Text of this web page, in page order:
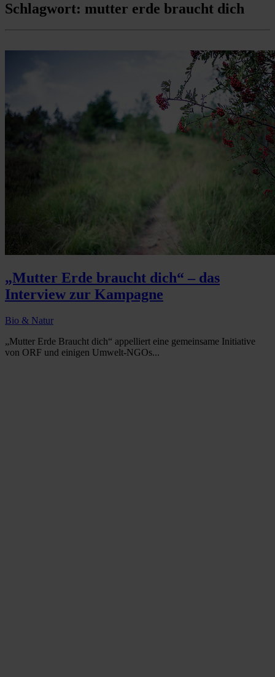
Schlagwort: mutter erde braucht dich
„Mutter Erde braucht dich“ – das
Interview zur Kampagne
Bio & Natur
„Mutter Erde Braucht dich“ appelliert eine gemeinsame Initiative
von ORF und einigen Umwelt-NGOs...